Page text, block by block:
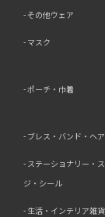
その他ウェア
マスク
ポーチ・巾着
ブレス・バンド・ヘ
ステーショナリー・
ジ・シール
生活・インテリア雑貨